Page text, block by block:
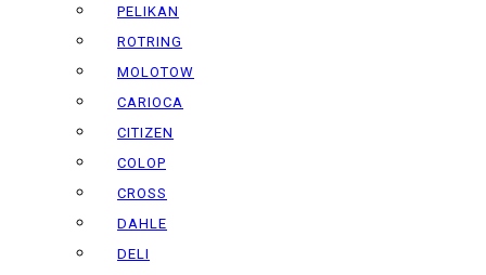
PELIKAN
ROTRING
MOLOTOW
CARIOCA
CITIZEN
COLOP
CROSS
DAHLE
DELI